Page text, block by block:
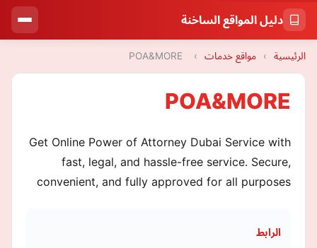
دليل المواقع الساخنة
الرئيسية › مواقع خدمات ›
POA&MORE
POA&MORE
Get Online Power of Attorney Dubai Service with
fast, legal, and hassle-free service. Secure,
convenient, and fully approved for all purposes
الرابط